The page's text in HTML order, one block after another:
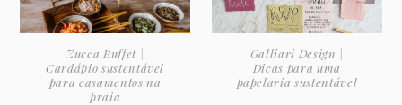
Zucca Buffet |
Cardápio sustentável
para casamentos na
praia
Galliari Design |
Dicas para uma
papelaria sustentável